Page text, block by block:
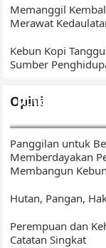
Memanggil
Merawat
Kebun Kopi
Sumber
Opini
Mutigh Kawo(e):
Panggilan untuk
Memberdayakan
Membangun
Hutan, Pangan,
Perempuan dan
Catatan Singkat